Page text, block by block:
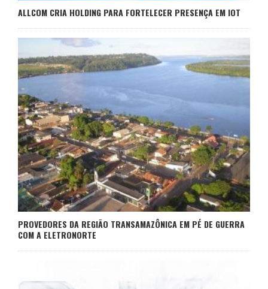
ALLCOM CRIA HOLDING PARA FORTELECER PRESENÇA EM IOT
PROVEDORES DA REGIÃO TRANSAMAZÔNICA EM PÉ DE GUERRA
COM A ELETRONORTE